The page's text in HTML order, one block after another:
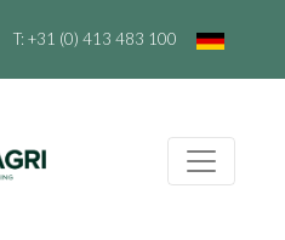
T: +31 (0) 413 483 100